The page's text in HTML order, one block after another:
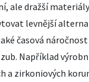
ale dražší
levnější
časová náročnost
Například
a zirkoniových